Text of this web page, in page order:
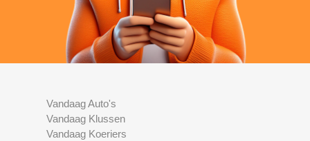
Vandaag Auto's
Vandaag Klussen
Vandaag Koeriers